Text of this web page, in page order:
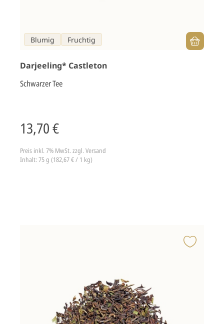
Blumig Fruchtig
Darjeeling* Castleton
Schwarzer Tee
13,70 €
Preis inkl. 7% MwSt. zzgl. Versand
Inhalt: 75 g (182,67 € / 1 kg)